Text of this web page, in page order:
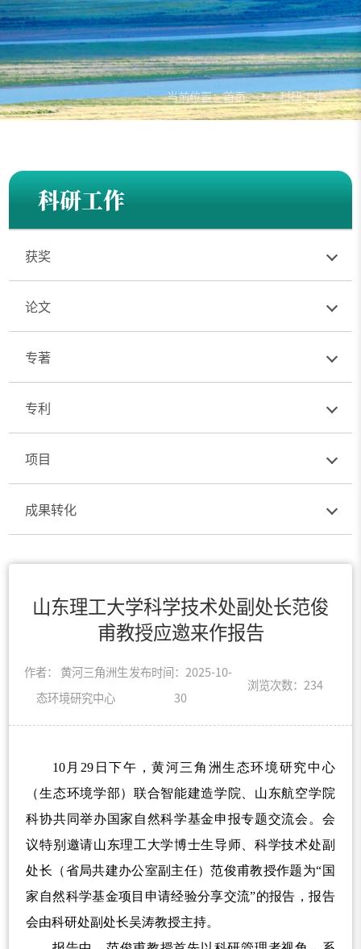
当前位置：首页 科研工作
科研工作
获奖
论文
专著
专利
项目
成果转化
山东理工大学科学技术处副处长范俊
甫教授应邀来作报告
作者： 黄河三角洲生
态环境研究中心
发布时间：2025-10-
30
浏览次数： 234
10月29日下午，黄河三角洲生态环境研究中心
（生态环境学部）联合智能建造学院、山东航空学院
科协共同举办国家自然科学基金申报专题交流会。会
议特别邀请山东理工大学博士生导师、科学技术处副
处长（省局共建办公室副主任）范俊甫教授作题为“国
家自然科学基金项目申请经验分享交流”的报告，报告
会由科研处副处长吴涛教授主持。